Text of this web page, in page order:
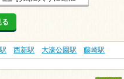
西新駅 大濠公園駅 藤崎駅